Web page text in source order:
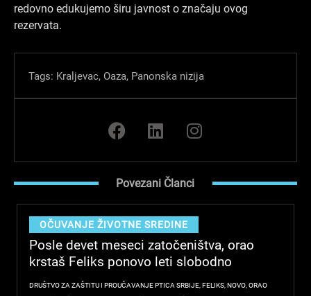
redovno edukujemo širu javnost o značaju ovog
rezervata.
Tags: Kraljevac, Oaza, Panonska nizija
F
a
e
b
o
o
k
L
i
k
e
d
i
n
I
n
t
a
g
a
m
Povezani Članci
OČUVANJE ŽIVOTNE SREDINE
Posle devet meseci zatočeništva, orao
krstaš Feliks ponovo leti slobodno
DRUŠTVO ZA ZAŠTITU I PROUČAVANJE PTICA SRBIJE,FELIKS,NOVO,ORAO